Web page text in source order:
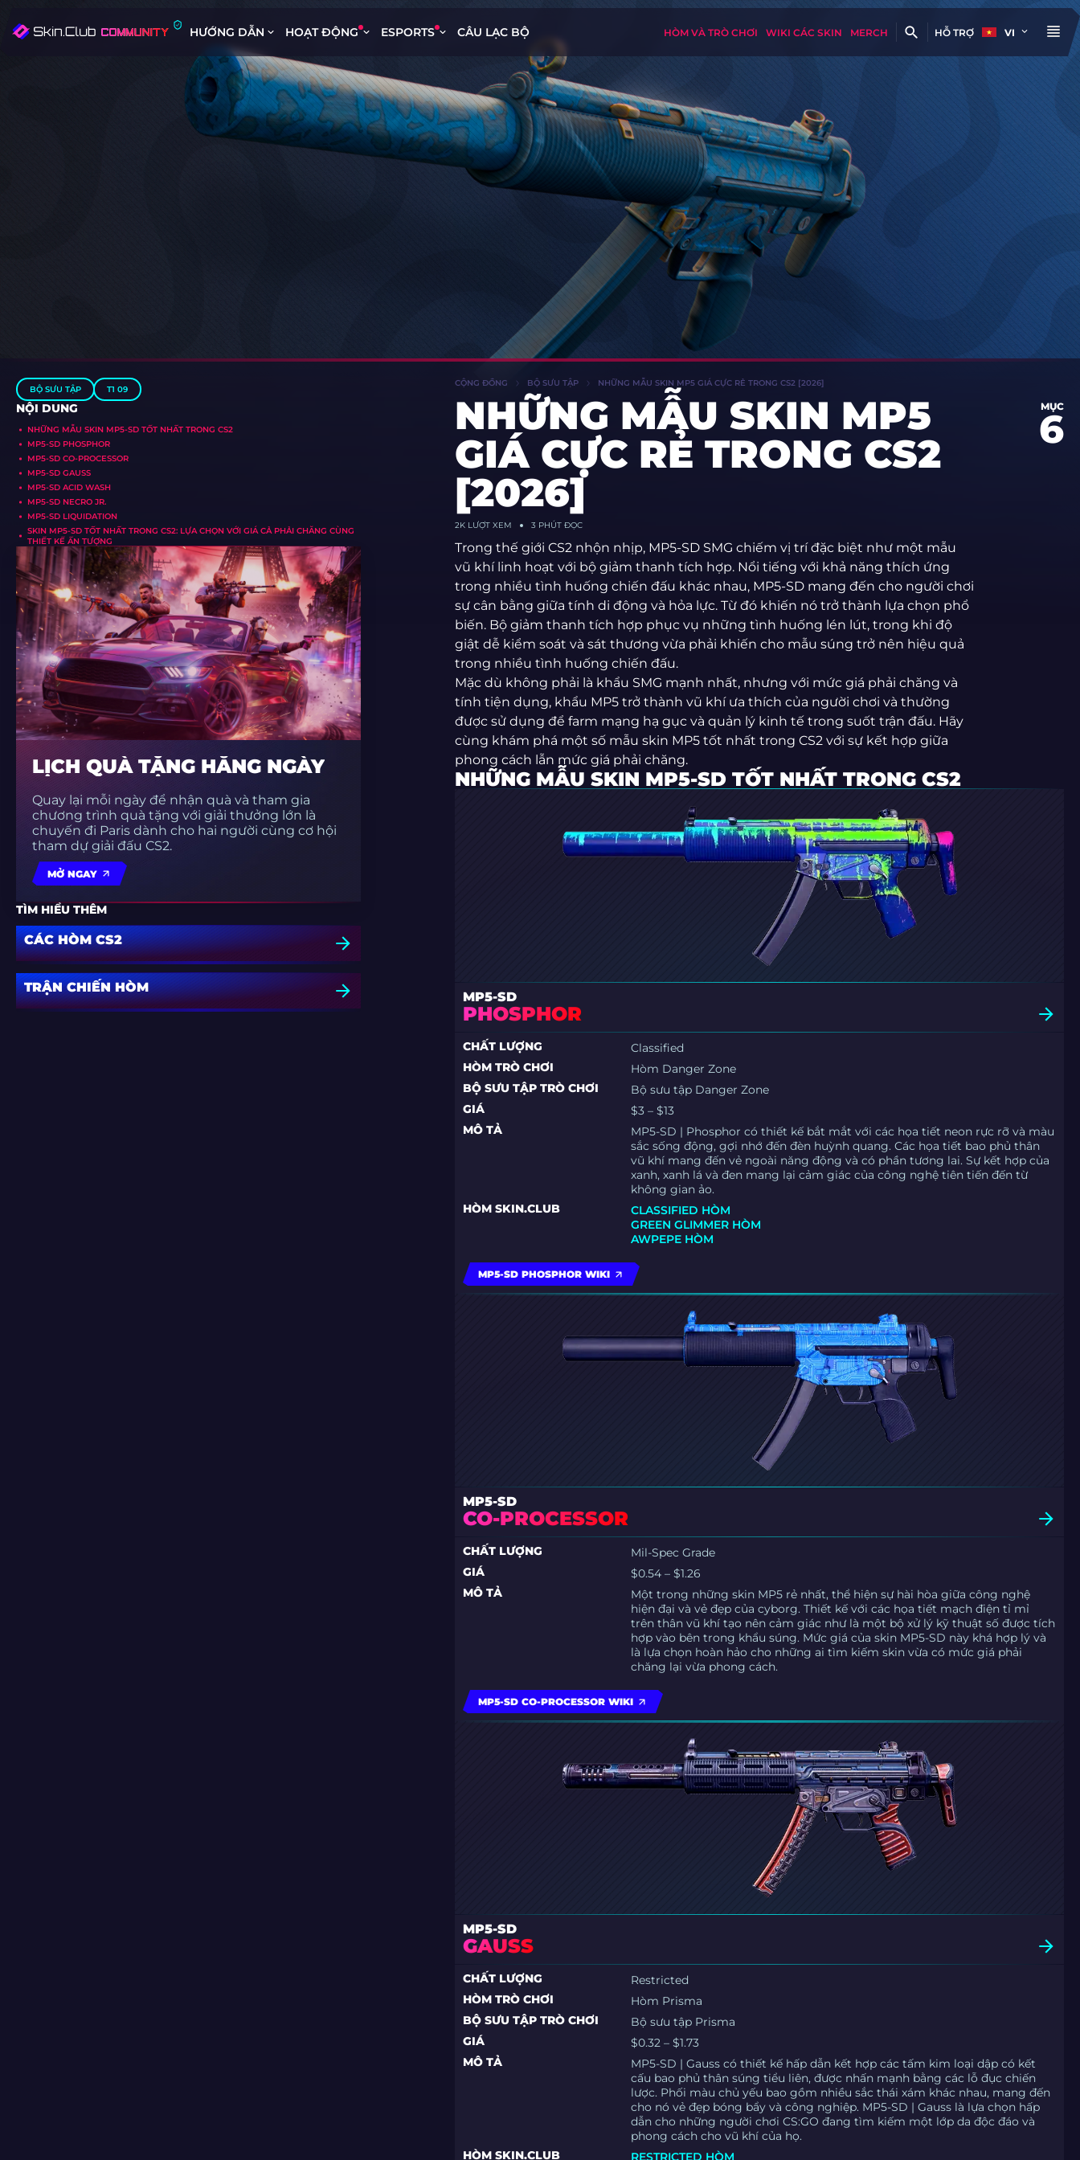
HƯỚNG DẪN HOẠT ĐỘNG ESPORTS CÂU LẠC BỘ HÒM VÀ TRÒ CHƠI WIKI CÁC SKIN MERCH HỖ TRỢ VI
BỘ SƯU TẬP T1 09
NỘI DUNG
NHỮNG MẪU SKIN MP5-SD TỐT NHẤT TRONG CS2
MP5-SD PHOSPHOR
MP5-SD CO-PROCESSOR
MP5-SD GAUSS
MP5-SD ACID WASH
MP5-SD NECRO JR.
MP5-SD LIQUIDATION
SKIN MP5-SD TỐT NHẤT TRONG CS2: LỰA CHỌN VỚI GIÁ CẢ PHẢI CHĂNG CÙNG
THIẾT KẾ ẤN TƯỢNG
LỊCH QUÀ TẶNG HẰNG NGÀY
Quay lại mỗi ngày để nhận quà và tham gia
chương trình quà tặng với giải thưởng lớn là
chuyến đi Paris dành cho hai người cùng cơ hội
tham dự giải đấu CS2.
MỞ NGAY
TÌM HIỂU THÊM
CÁC HÒM CS2
TRẬN CHIẾN HÒM
CỘNG ĐỒNG BỘ SƯU TẬP NHỮNG MẪU SKIN MP5 GIÁ CỰC RẺ TRONG CS2 [2026]
NHỮNG MẪU SKIN MP5
GIÁ CỰC RẺ TRONG CS2
[2026]
MỤC
6
2KLƯỢT XEM 3 PHÚT ĐỌC
Trong thế giới CS2 nhộn nhịp, MP5-SD SMG chiếm vị trí đặc biệt như một mẫu
vũ khí linh hoạt với bộ giảm thanh tích hợp. Nổi tiếng với khả năng thích ứng
trong nhiều tình huống chiến đấu khác nhau, MP5-SD mang đến cho người chơi
sự cân bằng giữa tính di động và hỏa lực. Từ đó khiến nó trở thành lựa chọn phổ
biến. Bộ giảm thanh tích hợp phục vụ những tình huống lén lút, trong khi độ
giật dễ kiểm soát và sát thương vừa phải khiến cho mẫu súng trở nên hiệu quả
trong nhiều tình huống chiến đấu.
Mặc dù không phải là khẩu SMG mạnh nhất, nhưng với mức giá phải chăng và
tính tiện dụng, khẩu MP5 trở thành vũ khí ưa thích của người chơi và thường
được sử dụng để farm mạng hạ gục và quản lý kinh tế trong suốt trận đấu. Hãy
cùng khám phá một số mẫu skin MP5 tốt nhất trong CS2 với sự kết hợp giữa
phong cách lẫn mức giá phải chăng.
NHỮNG MẪU SKIN MP5-SD TỐT NHẤT TRONG CS2
MP5-SD
PHOSPHOR
CHẤT LƯỢNG
Classified
HÒM TRÒ CHƠI
Hòm Danger Zone
BỘ SƯU TẬP TRÒ CHƠI
Bộ sưu tập Danger Zone
GIÁ
$3 – $13
MÔ TẢ
MP5-SD | Phosphor có thiết kế bắt mắt với các họa tiết neon rực rỡ và màu
sắc sống động, gợi nhớ đến đèn huỳnh quang. Các họa tiết bao phủ thân
vũ khí mang đến vẻ ngoài năng động và có phần tương lai. Sự kết hợp của
xanh, xanh lá và đen mang lại cảm giác của công nghệ tiên tiến đến từ
không gian ảo.
HÒM SKIN.CLUB
CLASSIFIED HÒM
GREEN GLIMMER HÒM
AWPEPE HÒM
MP5-SD PHOSPHOR WIKI
MP5-SD
CO-PROCESSOR
CHẤT LƯỢNG
Mil-Spec Grade
GIÁ
$0.54 – $1.26
MÔ TẢ
Một trong những skin MP5 rẻ nhất, thể hiện sự hài hòa giữa công nghệ
hiện đại và vẻ đẹp của cyborg. Thiết kế với các họa tiết mạch điện tỉ mỉ
trên thân vũ khí tạo nên cảm giác như là một bộ xử lý kỹ thuật số được tích
hợp vào bên trong khẩu súng. Mức giá của skin MP5-SD này khá hợp lý và
là lựa chọn hoàn hảo cho những ai tìm kiếm skin vừa có mức giá phải
chăng lại vừa phong cách.
MP5-SD CO-PROCESSOR WIKI
MP5-SD
GAUSS
CHẤT LƯỢNG
Restricted
HÒM TRÒ CHƠI
Hòm Prisma
BỘ SƯU TẬP TRÒ CHƠI
Bộ sưu tập Prisma
GIÁ
$0.32 – $1.73
MÔ TẢ
MP5-SD | Gauss có thiết kế hấp dẫn kết hợp các tấm kim loại dập có kết
cấu bao phủ thân súng tiểu liên, được nhấn mạnh bằng các lỗ đục chiến
lược. Phối màu chủ yếu bao gồm nhiều sắc thái xám khác nhau, mang đến
cho nó vẻ đẹp bóng bẩy và công nghiệp. MP5-SD | Gauss là lựa chọn hấp
dẫn cho những người chơi CS:GO đang tìm kiếm một lớp da độc đáo và
phong cách cho vũ khí của họ.
HÒM SKIN.CLUB
RESTRICTED HÒM